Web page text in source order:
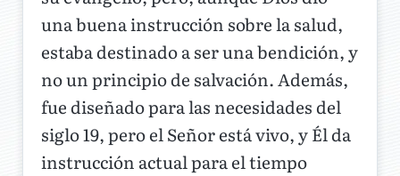
una buena instrucción sobre la salud,
estaba destinado a ser una bendición, y
no un principio de salvación. Además,
fue diseñado para las necesidades del
siglo 19, pero el Señor está vivo, y Él da
instrucción actual para el tiempo